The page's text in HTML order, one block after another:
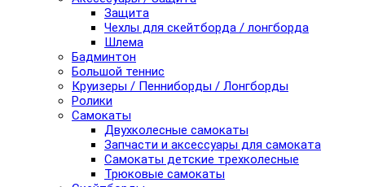
Защита
Чехлы для скейтборда / лонгборда
Шлема
Бадминтон
Большой теннис
Круизеры / Пенниборды / Лонгборды
Ролики
Самокаты
Двухколесные самокаты
Запчасти и аксессуары для самоката
Самокаты детские трехколесные
Трюковые самокаты